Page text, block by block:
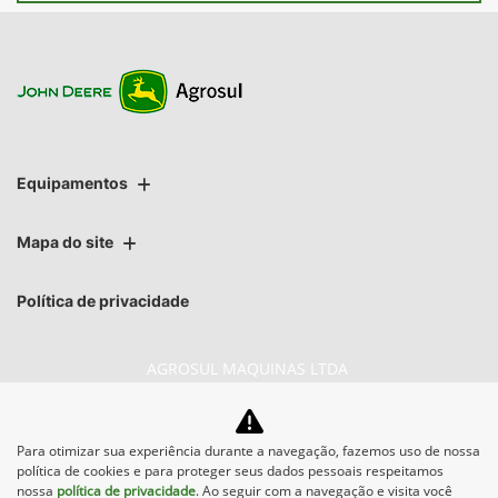
Equipamentos
Mapa do site
Política de privacidade
AGROSUL MAQUINAS LTDA
CNPJ: 40.512.337/0001-00
Para otimizar sua experiência durante a navegação, fazemos uso de nossa
política de cookies e para proteger seus dados pessoais respeitamos
nossa política de privacidade. Ao seguir com a navegação e visita você